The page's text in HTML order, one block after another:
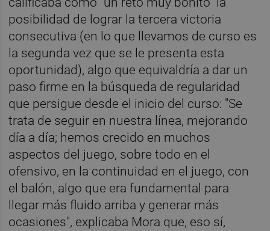
posibilidad de lograr la tercera victoria
consecutiva (en lo que llevamos de curso es
la segunda vez que se le presenta esta
oportunidad), algo que equivaldría a dar un
paso firme en la búsqueda de regularidad
que persigue desde el inicio del curso: "Se
trata de seguir en nuestra línea, mejorando
día a día; hemos crecido en muchos
aspectos del juego, sobre todo en el
ofensivo, en la continuidad en el juego, con
el balón, algo que era fundamental para
llegar más fluido arriba y generar más
ocasiones", explicaba Mora que, eso sí,